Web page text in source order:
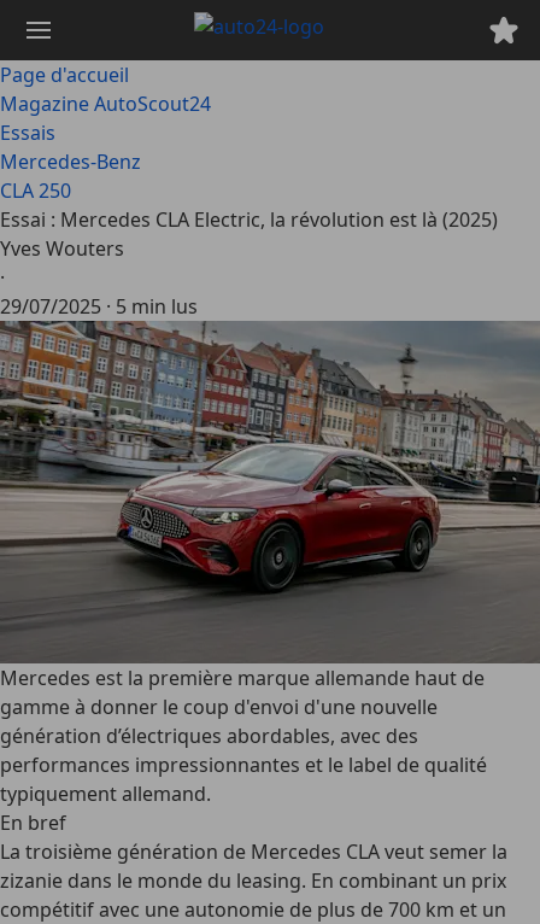
contenu
principal
Page d'accueil
Magazine AutoScout24
Essais
Mercedes-Benz
CLA 250
Essai : Mercedes CLA Electric, la révolution est là (2025)
Yves Wouters
·
29/07/2025 · 5 min lus
Mercedes est la première marque allemande haut de
gamme à donner le coup d'envoi d'une nouvelle
génération d’électriques abordables, avec des
performances impressionnantes et le label de qualité
typiquement allemand.
En bref
La troisième génération de Mercedes CLA veut semer la
zizanie dans le monde du leasing. En combinant un prix
compétitif avec une autonomie de plus de 700 km et un